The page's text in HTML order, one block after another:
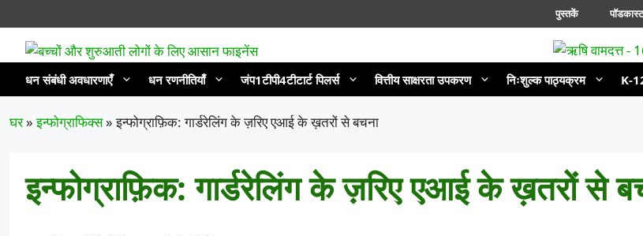
पर
पुस्तकें पॉडकास्ट
धन संबंधी अवधारणाएँ धन रणनीतियाँ जंप1टीपी4टीटार्ट पिलर्स वित्तीय साक्षरता उपकरण निःशुल्क पाठ्यक्रम K-
घर»इन्फोग्राफिक्स»इन्फोग्राफ़िक: गार्डरेलिंग के ज़रिए एआई के ख़तरों से बचना
इन्फोग्राफ़िक: गार्डरेलिंग के ज़रिए एआई के ख़तरों से